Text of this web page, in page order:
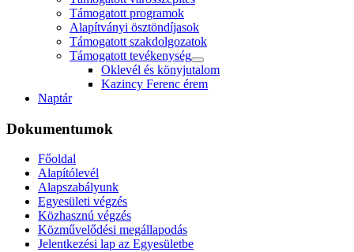
Támogatott programok
Alapítványi ösztöndíjasok
Támogatott szakdolgozatok
Támogatott tevékenység
Oklevél és könyjutalom
Kazincy Ferenc érem
Naptár
Dokumentumok
Főoldal
Alapítólevél
Alapszabályunk
Egyesületi végzés
Közhasznú végzés
Közművelődési megállapodás
Jelentkezési lap az Egyesületbe